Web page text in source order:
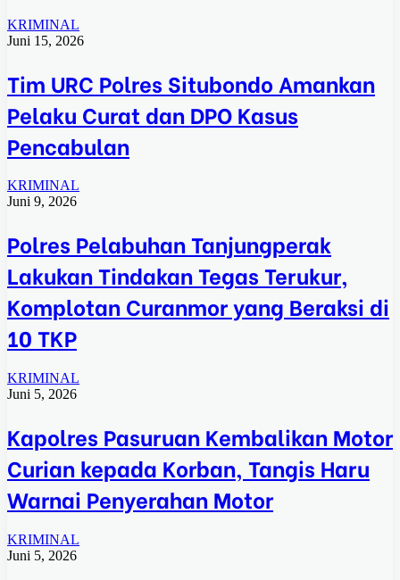
KRIMINAL
Juni 15, 2026
Tim URC Polres Situbondo Amankan
Pelaku Curat dan DPO Kasus
Pencabulan
KRIMINAL
Juni 9, 2026
Polres Pelabuhan Tanjungperak
Lakukan Tindakan Tegas Terukur,
Komplotan Curanmor yang Beraksi di
10 TKP
KRIMINAL
Juni 5, 2026
Kapolres Pasuruan Kembalikan Motor
Curian kepada Korban, Tangis Haru
Warnai Penyerahan Motor
KRIMINAL
Juni 5, 2026